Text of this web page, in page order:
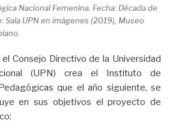
Nacional Femenina. Fecha: Década de
Sala UPN en imágenes (2019), Museo
Consejo Directivo de la Universidad
(UPN) crea el Instituto de
que el año siguiente, se
en sus objetivos el proyecto de